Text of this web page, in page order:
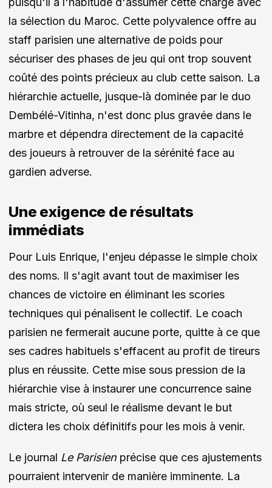
la sélection du Maroc. Cette polyvalence offre au
staff parisien une alternative de poids pour
sécuriser des phases de jeu qui ont trop souvent
coûté des points précieux au club cette saison. La
hiérarchie actuelle, jusque-là dominée par le duo
Dembélé-Vitinha, n'est donc plus gravée dans le
marbre et dépendra directement de la capacité
des joueurs à retrouver de la sérénité face au
gardien adverse.
Une exigence de résultats
immédiats
Pour Luis Enrique, l'enjeu dépasse le simple choix
des noms. Il s'agit avant tout de maximiser les
chances de victoire en éliminant les scories
techniques qui pénalisent le collectif. Le coach
parisien ne fermerait aucune porte, quitte à ce que
ses cadres habituels s'effacent au profit de tireurs
plus en réussite. Cette mise sous pression de la
hiérarchie vise à instaurer une concurrence saine
mais stricte, où seul le réalisme devant le but
dictera les choix définitifs pour les mois à venir.
Le journal Le Parisien précise que ces ajustements
pourraient intervenir de manière imminente. La